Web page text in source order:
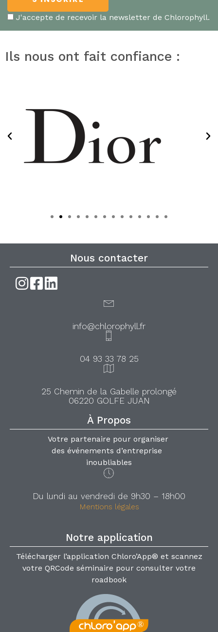
J'accepte de recevoir la newsletter de Chlorophyll.
Ils nous ont fait confiance :
Nous contacter
info@chlorophyll.fr
04 93 33 78 25
25 Chemin de la Gabelle prolongé
06220 GOLFE JUAN
À Propos
Votre partenaire pour organiser
des événements d’entreprise
inoubliables
Du lundi au vendredi de 9h30 – 18h00
Mentions légales
Notre application
Télécharger l’application Chloro’App® et scannez
votre QRCode séminaire pour consulter votre
roadbook